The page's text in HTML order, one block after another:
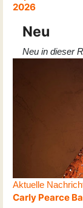
2026
Neu
Neu in dieser
Aktuelle
Carly Pearce